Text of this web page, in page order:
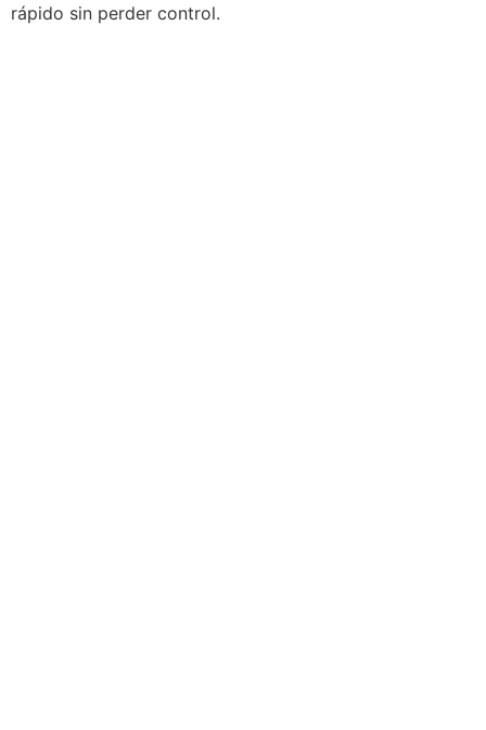
rápido sin perder control.